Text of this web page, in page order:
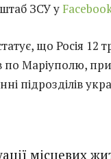
ЗСУ у
що Росія 12
по Маріуполю,
підрозділів
місцевих